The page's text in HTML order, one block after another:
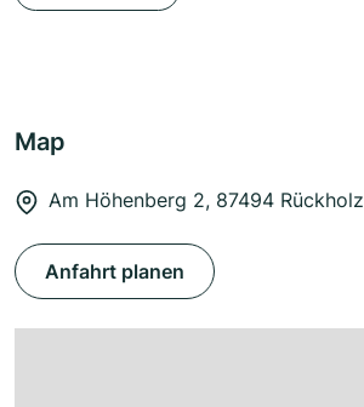
Map
Am Höhenberg 2, 87494 Rückholz
Anfahrt planen